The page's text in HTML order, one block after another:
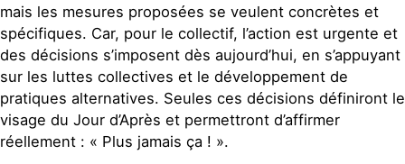
mais les mesures proposées se veulent concrètes et
spécifiques. Car, pour le collectif, l’action est urgente et
des décisions s’imposent dès aujourd’hui, en s’appuyant
sur les luttes collectives et le développement de
pratiques alternatives. Seules ces décisions définiront le
visage du Jour d’Après et permettront d’affirmer
réellement : « Plus jamais ça ! ».